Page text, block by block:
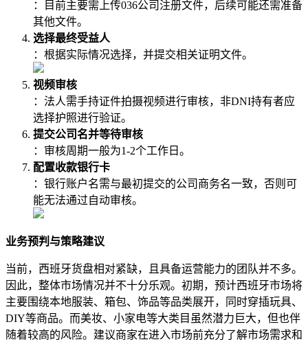
：目前主要需上传036公司注册文件，后续可能还需准备
其他文件。
选择最终受益人
：根据实际情况选择，并提交相关证明文件。
视频审核
：法人需手持证件拍摄视频进行审核，非DNI持有者应
选择护照进行验证。
提交公司名并等待审核
：审核周期一般为1-2个工作日。
配置收款银行卡
：银行账户名需与最初提交的公司商务名一致，否则可
能无法通过自动审核。
业务预判与策略建议
当前，西班牙货盘相对紧缺，且具备运营能力的团队并不多。
因此，整体市场情况并不十分乐观。初期，预计西班牙市场将
主要围绕本地服装、箱包、饰品等品类展开，同时穿插玩具、
DIY等商品。而美妆、小家电等大类目虽然潜力巨大，但也伴
随着较高的风险。建议商家在进入市场前充分了解市场需求和